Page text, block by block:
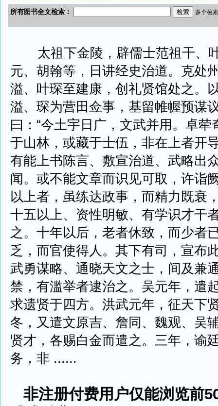
太祖下金陵，辟儒士范祖干、
元、胡翰等，日讲经史治道。克处
溢、叶琛至建康，创礼贤馆处之。
溢、琛为营田佥事，基留帷幄预谋
曰：“今土宇日广，文武并用。卓
于山林，或藏于士伍，非在上者开
有能上书陈言、敷宣治道、武略出
闻。或不能文章而识见可取，许诣
以上者，虽练达政事，而精力既衰
十五以上、资性明敏、有学识才干
之。十年以后，老者休致，而少者
乏，而官使得人。其下有司，宣布
武勇谋略、通晓天文之士，间及兼
禁，有滥举者逮治之。吴元年，遣
求遗贤于四方。洪武元年，征天下
冬，又遣文原吉、詹同、魏观、吴
贤才，各赐白金而遣之。三年，谕
务，非 ......
非注册付费用户仅能浏览前